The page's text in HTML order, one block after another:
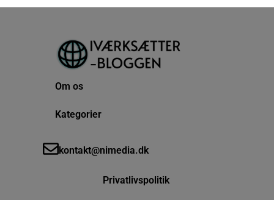
Om os
Kategorier
kontakt@nimedia.dk
Privatlivspolitik